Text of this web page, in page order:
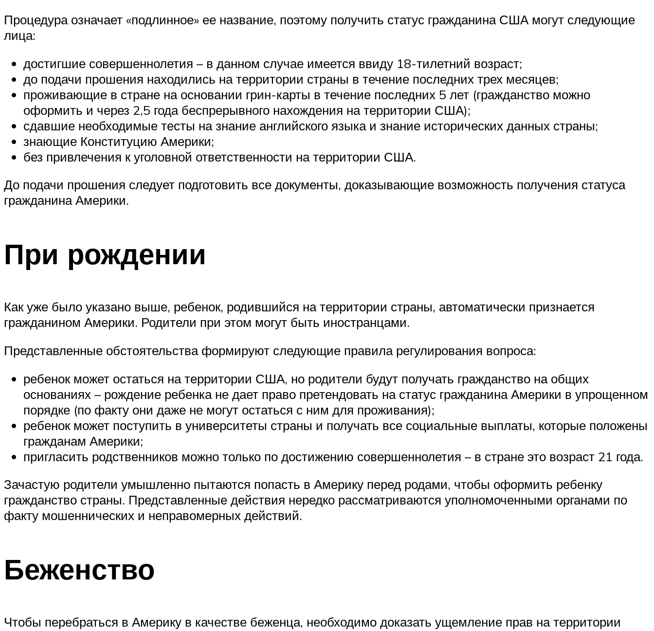
Процедура означает «подлинное» ее название, поэтому получить статус гражданина США могут следующие
лица:
достигшие совершеннолетия – в данном случае имеется ввиду 18-тилетний возраст;
до подачи прошения находились на территории страны в течение последних трех месяцев;
проживающие в стране на основании грин-карты в течение последних 5 лет (гражданство можно
оформить и через 2,5 года беспрерывного нахождения на территории США);
сдавшие необходимые тесты на знание английского языка и знание исторических данных страны;
знающие Конституцию Америки;
без привлечения к уголовной ответственности на территории США.
До подачи прошения следует подготовить все документы, доказывающие возможность получения статуса
гражданина Америки.
При рождении
Как уже было указано выше, ребенок, родившийся на территории страны, автоматически признается
гражданином Америки. Родители при этом могут быть иностранцами.
Представленные обстоятельства формируют следующие правила регулирования вопроса:
ребенок может остаться на территории США, но родители будут получать гражданство на общих
основаниях – рождение ребенка не дает право претендовать на статус гражданина Америки в упрощенном
порядке (по факту они даже не могут остаться с ним для проживания);
ребенок может поступить в университеты страны и получать все социальные выплаты, которые положены
гражданам Америки;
пригласить родственников можно только по достижению совершеннолетия – в стране это возраст 21 года.
Зачастую родители умышленно пытаются попасть в Америку перед родами, чтобы оформить ребенку
гражданство страны. Представленные действия нередко рассматриваются уполномоченными органами по
факту мошеннических и неправомерных действий.
Беженство
Чтобы перебраться в Америку в качестве беженца, необходимо доказать ущемление прав на территории